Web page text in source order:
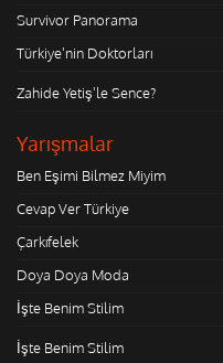
Survivor Panorama
Türkiye'nin Doktorları
Zahide Yetiş'le Sence?
Yarışmalar
Ben Eşimi Bilmez Miyim
Cevap Ver Türkiye
Çarkıfelek
Doya Doya Moda
İşte Benim Stilim
İşte Benim Stilim